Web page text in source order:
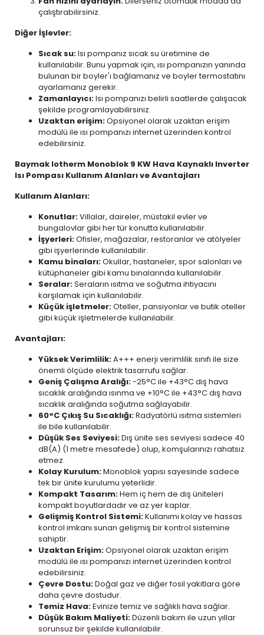
çalıştırabilirsiniz.
Diğer İşlevler:
Sıcak su:Isı pompanız sıcak su üretimine de
kullanılabilir. Bunu yapmak için, ısı pompanızın yanında
bulunan bir boyler'ı bağlamanız ve boyler termostatını
ayarlamanız gerekir.
Zamanlayıcı:Isı pompanızı belirli saatlerde çalışacak
şekilde programlayabilirsiniz.
Uzaktan erişim:Opsiyonel olarak uzaktan erişim
modülü ile ısı pompanızı internet üzerinden kontrol
edebilirsiniz.
Baymak Iotherm Monoblok 9 KW Hava Kaynaklı Inverter
Isı Pompası Kullanım Alanları ve Avantajları
Kullanım Alanları:
Konutlar:Villalar, daireler, müstakil evler ve
bungalovlar gibi her tür konutta kullanılabilir.
İşyerleri:Ofisler, mağazalar, restoranlar ve atölyeler
gibi işyerlerinde kullanılabilir.
Kamu binaları:Okullar, hastaneler, spor salonları ve
kütüphaneler gibi kamu binalarında kullanılabilir.
Seralar:Seraların ısıtma ve soğutma ihtiyacını
karşılamak için kullanılabilir.
Küçük işletmeler:Oteller, pansiyonlar ve butik oteller
gibi küçük işletmelerde kullanılabilir.
Avantajları:
Yüksek Verimlilik:A+++ enerji verimlilik sınıfı ile size
önemli ölçüde elektrik tasarrufu sağlar.
Geniş Çalışma Aralığı:-25°C ile +43°C dış hava
sıcaklık aralığında ısınma ve +10°C ile +43°C dış hava
sıcaklık aralığında soğutma sağlayabilir.
60°C Çıkış Su Sıcaklığı:Radyatörlü ısıtma sistemleri
ile bile kullanılabilir.
Düşük Ses Seviyesi:Dış ünite ses seviyesi sadece 40
dB(A) (1 metre mesafede) olup, komşularınızı rahatsız
etmez.
Kolay Kurulum:Monoblok yapısı sayesinde sadece
tek bir ünite kurulumu yeterlidir.
Kompakt Tasarım:Hem iç hem de dış üniteleri
kompakt boyutlardadır ve az yer kaplar.
Gelişmiş Kontrol Sistemi:Kullanımı kolay ve hassas
kontrol imkanı sunan gelişmiş bir kontrol sistemine
sahiptir.
Uzaktan Erişim:Opsiyonel olarak uzaktan erişim
modülü ile ısı pompanızı internet üzerinden kontrol
edebilirsiniz.
Çevre Dostu:Doğal gaz ve diğer fosil yakıtlara göre
daha çevre dostudur.
Temiz Hava:Evinize temiz ve sağlıklı hava sağlar.
Düşük Bakım Maliyeti:Düzenli bakım ile uzun yıllar
sorunsuz bir şekilde kullanılabilir.